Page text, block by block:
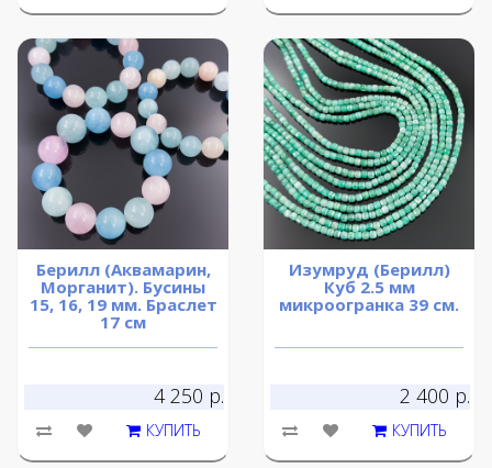
Берилл (Аквамарин,
Морганит). Бусины
15, 16, 19 мм. Браслет
17 см
4 250 р.
КУПИТЬ
Изумруд (Берилл)
Куб 2.5 мм
микроогранка 39 см.
2 400 р.
КУПИТЬ